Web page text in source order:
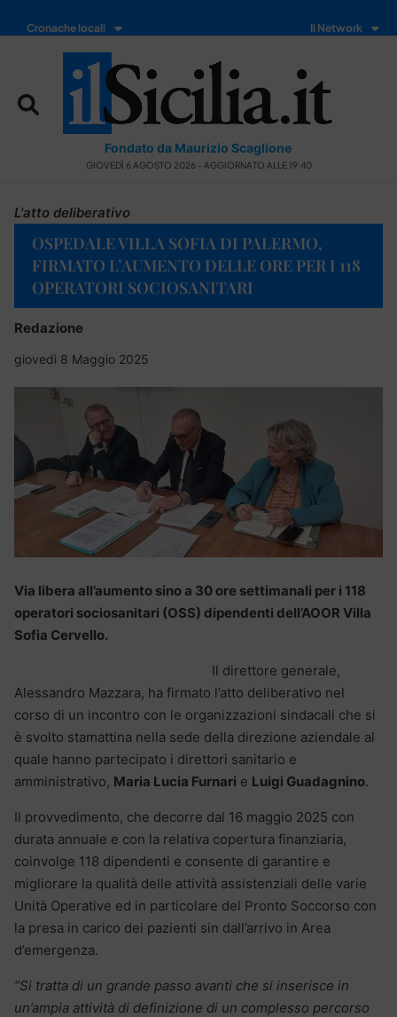
Cronache locali Il Network
Fondato da Maurizio Scaglione
GIOVEDÌ 6 AGOSTO 2026 - AGGIORNATO ALLE 19:40
L'atto deliberativo
OSPEDALE VILLA SOFIA DI PALERMO,
FIRMATO L’AUMENTO DELLE ORE PER I 118
OPERATORI SOCIOSANITARI
Redazione
giovedì 8 Maggio 2025
Via libera all’aumento sino a 30 ore settimanali per i 118
operatori sociosanitari (OSS) dipendenti dell’AOOR Villa
Sofia Cervello.
Il direttore generale,
Alessandro Mazzara, ha firmato l’atto deliberativo nel
corso di un incontro con le organizzazioni sindacali che si
è svolto stamattina nella sede della direzione aziendale al
quale hanno partecipato i direttori sanitario e
amministrativo, Maria Lucia Furnari e Luigi Guadagnino.
Il provvedimento, che decorre dal 16 maggio 2025 con
durata annuale e con la relativa copertura finanziaria,
coinvolge 118 dipendenti e consente di garantire e
migliorare la qualità delle attività assistenziali delle varie
Unità Operative ed in particolare del Pronto Soccorso con
la presa in carico dei pazienti sin dall’arrivo in Area
d’emergenza.
“Si tratta di un grande passo avanti che si inserisce in
un’ampia attività di definizione di un complesso percorso